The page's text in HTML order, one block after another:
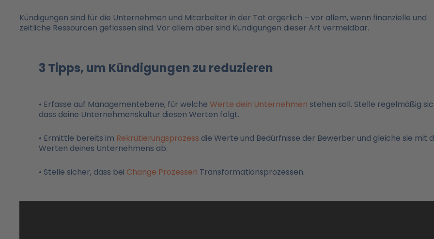
Kündigungen sind für die Unternehmen und Mitarbeiter in der Tat ärgerlich – vor allem, wenn finanzielle und
zeitliche Ressourcen geflossen sind. Vor allem aber sind Kündigungen dieser Art vermeidbar.
3 Tipps, um Kündigungen zu reduzieren
• Erfasse auf Managementebene, für welche Werte dein Unternehmen stehen soll. Stelle regelmäßig
dass deine Unternehmenskultur diesen Werten folgt.
• Ermittle bereits im Rekrutierungsprozess die Werte und Bedürfnisse der Bewerber und gleiche sie mit
Werten deines Unternehmens ab.
• Stelle sicher, dass bei Change Prozessen Transformationsprozessen.